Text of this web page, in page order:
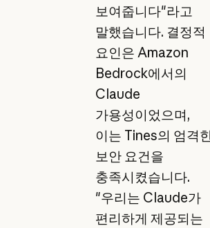
보여줍니다"라고
말했습니다. 결정적
요인은 Amazon
Bedrock에서의
Claude
가용성이었으며,
이는 Tines의 엄격
보안 요건을
충족시켰습니다.
"우리는 Claude가
편리하게 제공되는